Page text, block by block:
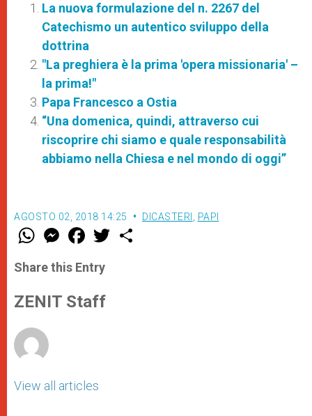
La nuova formulazione del n. 2267 del
Catechismo un autentico sviluppo della
dottrina
"La preghiera è la prima 'opera missionaria' –
la prima!"
Papa Francesco a Ostia
“Una domenica, quindi, attraverso cui
riscoprire chi siamo e quale responsabilità
abbiamo nella Chiesa e nel mondo di oggi”
AGOSTO 02, 2018 14:25 DICASTERI , PAPI
W
t
s
p
p
M
e
s
e
g
e
F
a
e
b
o
k
w
Share this Entry
ZENIT Staff
View all articles